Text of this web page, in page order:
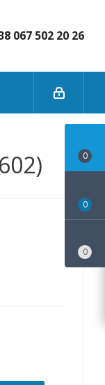
067 502 20 26
0
0
0